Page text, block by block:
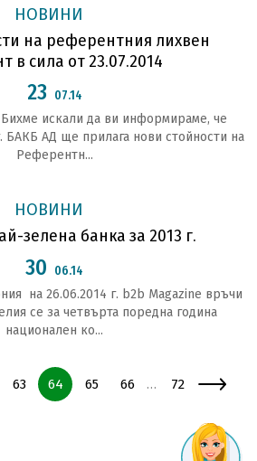
НОВИНИ
на референтния лихвен
в сила от 23.07.2014
23 07.14
искали да ви информираме, че
БАКБ АД ще прилага нови стойности на
Референтн...
НОВИНИ
зелена банка за 2013 г.
30 06.14
на 26.06.2014 г. b2b Magazine връчи
се за четвърта поредна година
национален ко...
Страница
63 Страница
64 Страница
65 Страница
66 … Страница
72